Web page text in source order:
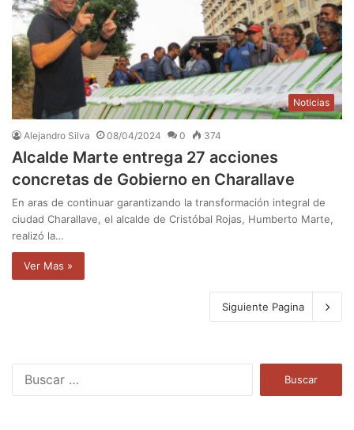
Noticias
Alejandro Silva 08/04/2024 0 374
Alcalde Marte entrega 27 acciones
concretas de Gobierno en Charallave
En aras de continuar garantizando la transformación integral de
ciudad Charallave, el alcalde de Cristóbal Rojas, Humberto Marte,
realizó la…
Ver Mas »
Siguiente Pagina